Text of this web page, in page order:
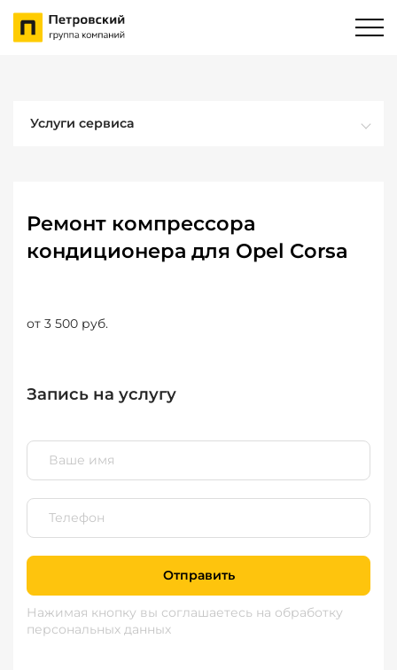
Услуги сервиса
Ремонт компрессора
кондиционера для Opel Corsa
от 3 500 руб.
Запись на услугу
Отправить
Нажимая кнопку вы соглашаетесь на обработку
персональных данных